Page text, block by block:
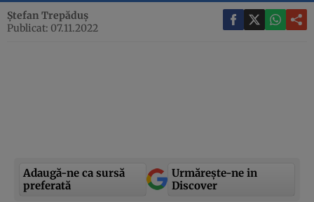
Ștefan Trepăduș
Publicat: 07.11.2022
Adaugă-ne ca sursă
preferată
Urmărește-ne in
Discover